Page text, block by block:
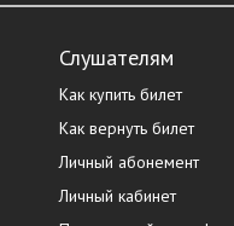
Слушателям
Как купить билет
Как вернуть билет
Личный абонемент
Личный кабинет